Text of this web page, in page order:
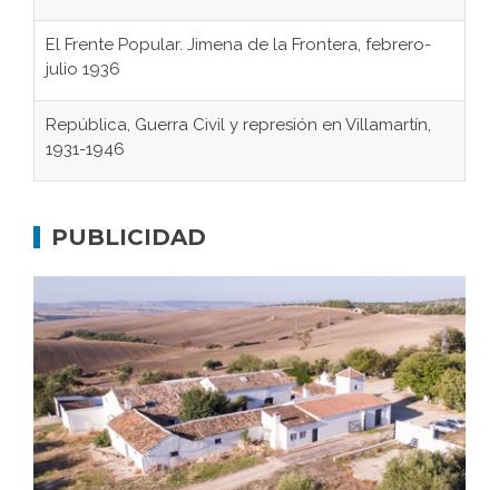
El Frente Popular. Jimena de la Frontera, febrero-
julio 1936
República, Guerra Civil y represión en Villamartín,
1931-1946
concentración nazis
Bornos
El Frente Popular. Ubrique, febrero-julio 1936
Juntar las letras. La alfabetización en el campo: del
afán de saber a la autogestión
PUBLICIDAD